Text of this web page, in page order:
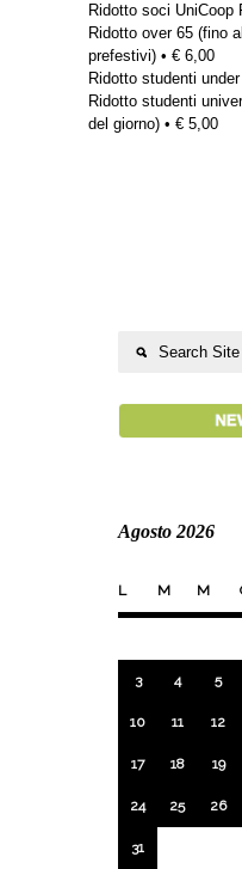
Ridotto soci UniCoop
Ridotto over 65 (fino
prefestivi) • € 6,00
Ridotto studenti
Ridotto studenti
del giorno) • € 5,00
Agosto 2026
L M M
3 4 5
10 11 12
17 18 19
24 25 26
31